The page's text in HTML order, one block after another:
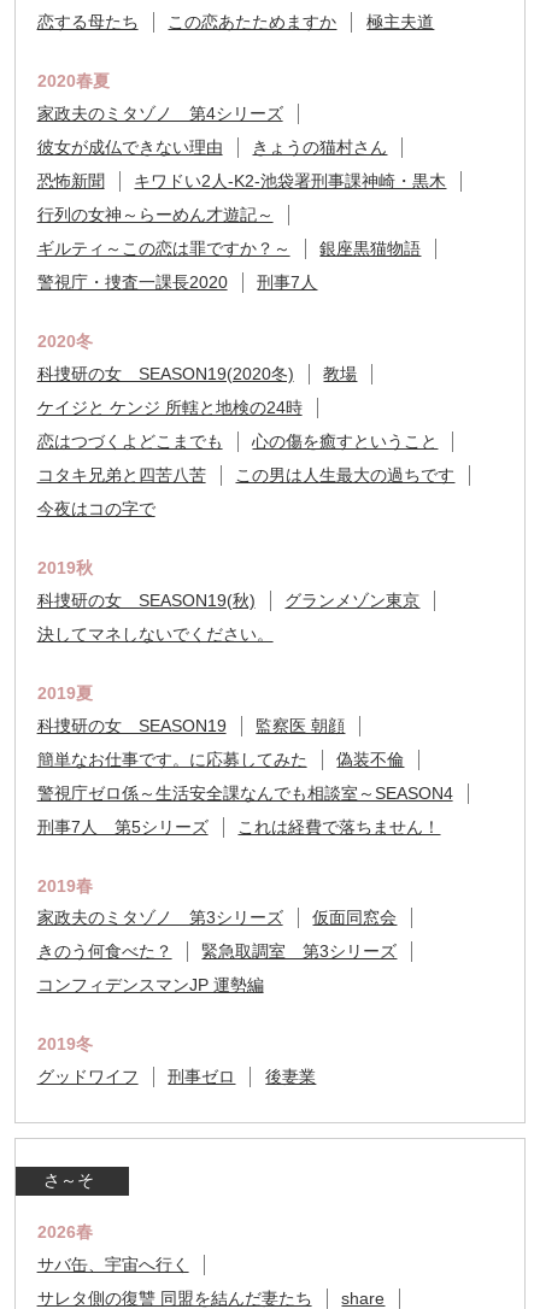
恋する母たち
この恋あたためますか 極主夫道
2020春夏
家政夫のミタゾノ 第4シリーズ
彼女が成仏できない理由
きょうの猫村さん
恐怖新聞
キワドい2人-K2-池袋署刑事課神崎・黒木
行列の女神～らーめん才遊記～
ギルティ～この恋は罪ですか？～
銀座黒猫物語
警視庁・捜査一課長2020
刑事7人
2020冬
科捜研の女 SEASON19(2020冬)
教場
ケイジと ケンジ 所轄と地検の24時
恋はつづくよどこまでも
心の傷を癒すということ
コタキ兄弟と四苦八苦
この男は人生最大の過ちです
今夜はコの字で
2019秋
科捜研の女 SEASON19(秋)
グランメゾン東京
決してマネしないでください。
2019夏
科捜研の女 SEASON19
監察医 朝顔
簡単なお仕事です。に応募してみた
偽装不倫
警視庁ゼロ係～生活安全課なんでも相談室～SEASON4
刑事7人 第5シリーズ
これは経費で落ちません！
2019春
家政夫のミタゾノ 第3シリーズ
仮面同窓会
きのう何食べた？
緊急取調室 第3シリーズ
コンフィデンスマンJP 運勢編
2019冬
グッドワイフ
刑事ゼロ 後妻業
さ～そ
2026春
サバ缶、宇宙へ行く
サレタ側の復讐 同盟を結んだ妻たち
share